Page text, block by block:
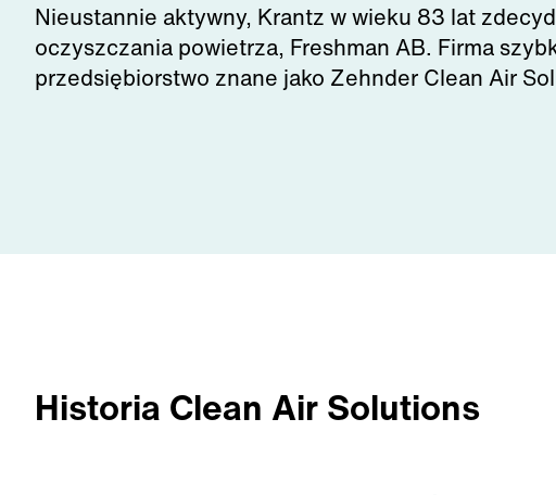
Nieustannie aktywny, Krantz w wieku 83 lat
oczyszczania powietrza, Freshman AB. Firma
przedsiębiorstwo znane jako Zehnder Clean Air
Historia Clean Air Solutions